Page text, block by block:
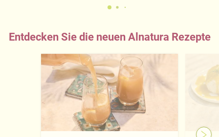
Entdecken Sie die neuen Alnatura Rezepte